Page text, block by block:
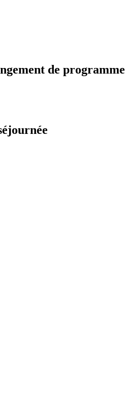
de programme